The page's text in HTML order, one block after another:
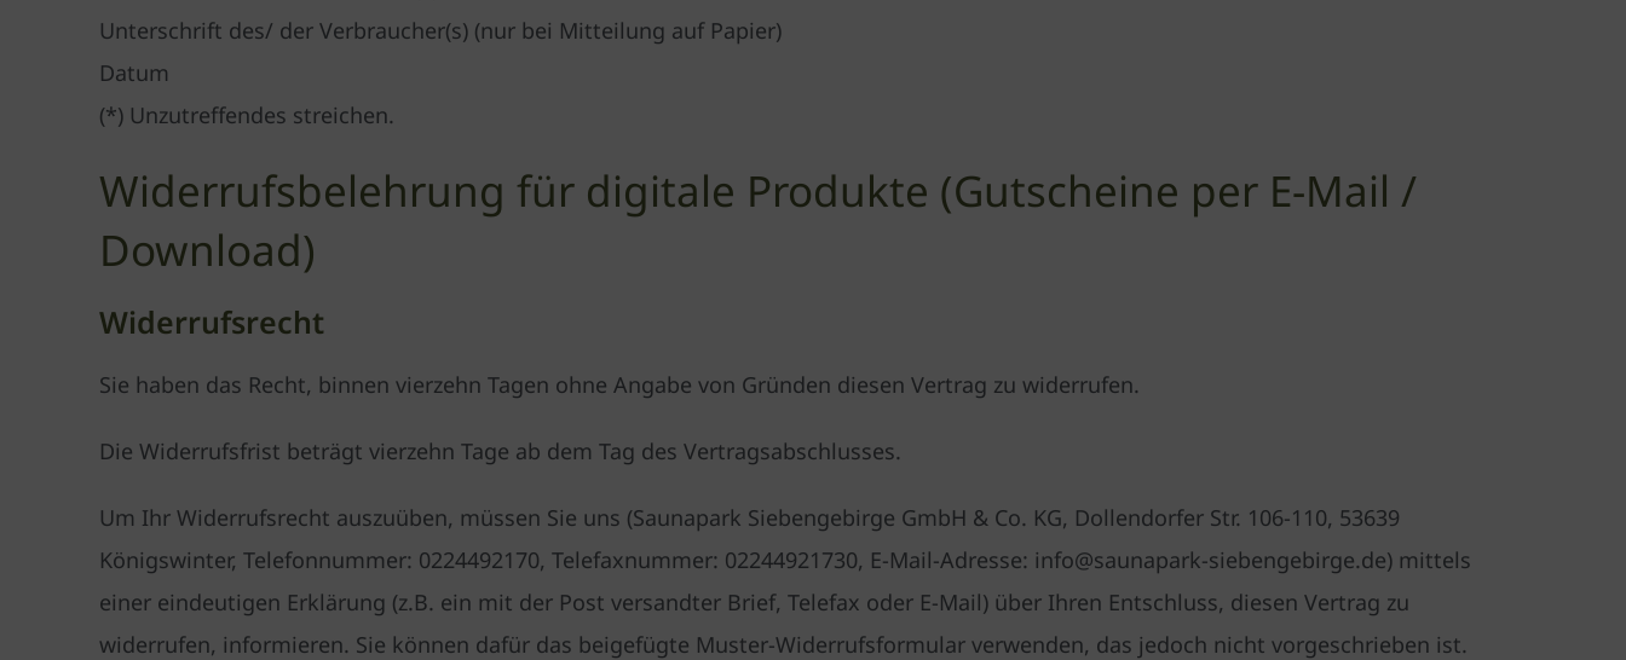
Unterschrift des/ der Verbraucher(s) (nur bei Mitteilung auf Papier)
Datum
(*) Unzutreffendes streichen.
Widerrufsbelehrung für digitale Produkte (Gutscheine per E-Mail /
Download)
Widerrufsrecht
Sie haben das Recht, binnen vierzehn Tagen ohne Angabe von Gründen diesen Vertrag zu widerrufen.
Die Widerrufsfrist beträgt vierzehn Tage ab dem Tag des Vertragsabschlusses.
Um Ihr Widerrufsrecht auszuüben, müssen Sie uns (Saunapark Siebengebirge GmbH & Co. KG, Dollendorfer Str. 106-110, 53639
Königswinter, Telefonnummer: 0224492170, Telefaxnummer: 02244921730, E-Mail-Adresse: info@saunapark-siebengebirge.de) mittels
einer eindeutigen Erklärung (z.B. ein mit der Post versandter Brief, Telefax oder E-Mail) über Ihren Entschluss, diesen Vertrag zu
widerrufen, informieren. Sie können dafür das beigefügte Muster-Widerrufsformular verwenden, das jedoch nicht vorgeschrieben ist.